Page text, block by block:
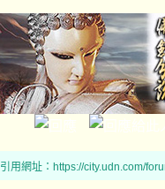
引用網址：https://city.udn.com/